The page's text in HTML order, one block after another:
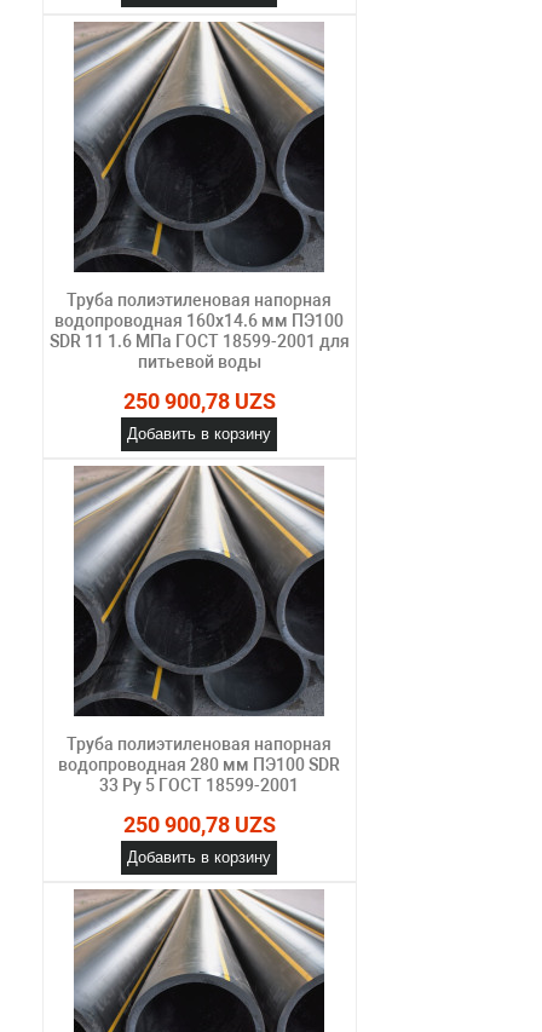
Труба полиэтиленовая напорная
водопроводная 160х14.6 мм ПЭ100
SDR 11 1.6 МПа ГОСТ 18599-2001 для
питьевой воды
250 900,78 UZS
Добавить в корзину
Труба полиэтиленовая напорная
водопроводная 280 мм ПЭ100 SDR
33 Ру 5 ГОСТ 18599-2001
250 900,78 UZS
Добавить в корзину